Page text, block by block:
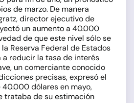
de marzo. De manera
director ejecutivo de
un aumento a 40.000
de que este nivel sólo se
Reserva Federal de Estados
a reducir la tasa de interés
un comerciante conocido
precisas, expresó el
dólares en mayo,
trataba de su estimación